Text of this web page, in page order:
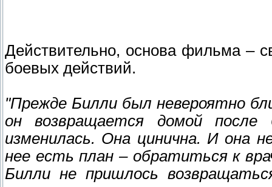
Действительно, основа фильма –
боевых действий.
"Прежде Билли был невероятно
он возвращается домой
изменилась. Она цинична. И она
нее есть план – обратиться к
Билли не пришлось